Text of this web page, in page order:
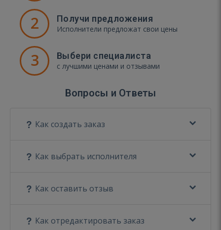
2 Получи предложения
Исполнители предложат свои цены
3 Выбери специалиста
с лучшими ценами и отзывами
Вопросы и Ответы
Как создать заказ
Как выбрать исполнителя
Как оставить отзыв
Как отредактировать заказ